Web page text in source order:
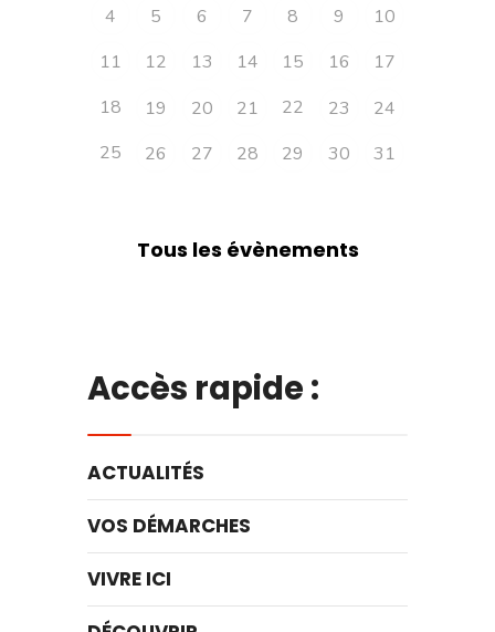
4
5 6 7 8 9
10
11
12 13 14 15 16
17
18
19 20 21 22 23
24
25
26 27 28 29 30 31
Tous les évènements
Accès rapide :
ACTUALITÉS
VOS DÉMARCHES
VIVRE ICI